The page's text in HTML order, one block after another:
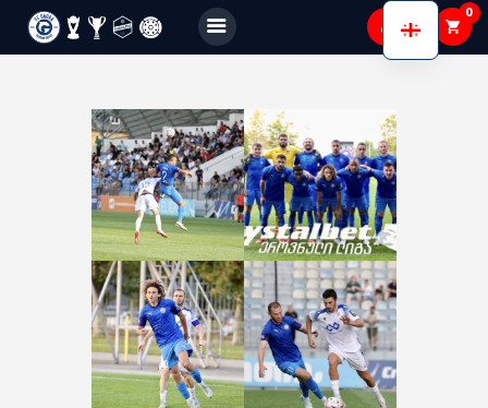
0
ჩვენ შესახებ
გუნდები
აკადემია
Shop
Membership
გალერეა